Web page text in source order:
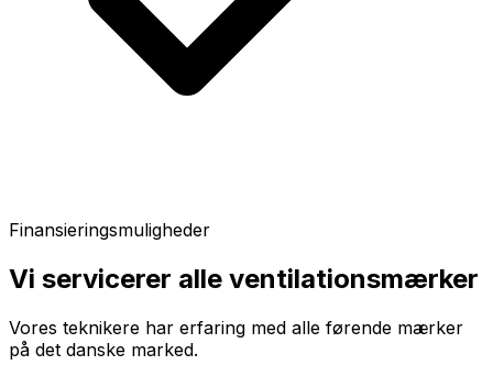
Finansieringsmuligheder
Vi servicerer alle ventilationsmærker
Vores teknikere har erfaring med alle førende mærker
på det danske marked.